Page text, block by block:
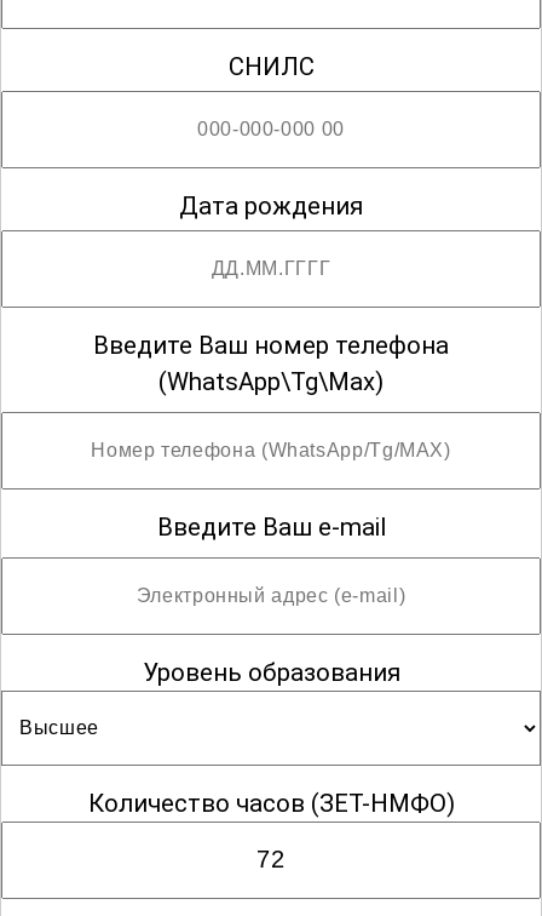
СНИЛС
Дата рождения
Введите Ваш номер телефона
(WhatsApp\Tg\Max)
Введите Ваш e-mail
Уровень образования
Количество часов (ЗЕТ-НМФО)